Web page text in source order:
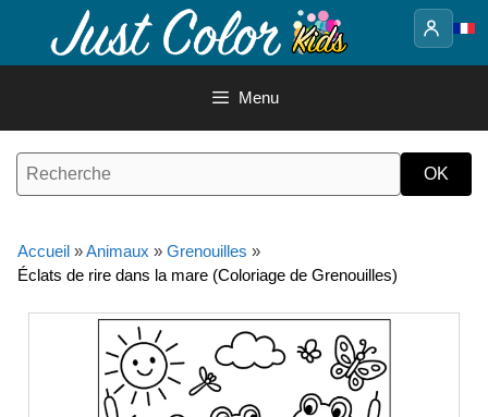
contenu
Menu
Accueil »Animaux » Grenouilles »
Éclats de rire dans la mare (Coloriage de Grenouilles)